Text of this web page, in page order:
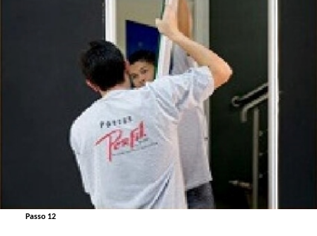
Passo 12